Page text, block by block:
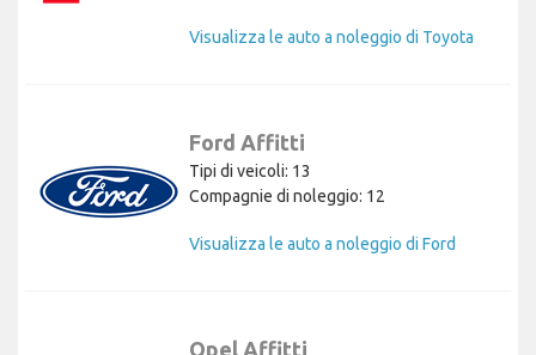
Visualizza le auto a noleggio di Toyota
Ford Affitti
Tipi di veicoli: 13
Compagnie di noleggio: 12
Visualizza le auto a noleggio di Ford
Opel Affitti